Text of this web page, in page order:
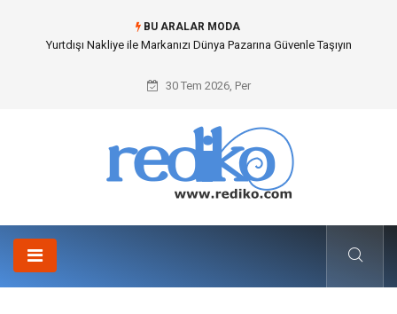
BU ARALAR MODA
Yurtdışı Nakliye ile Markanızı Dünya Pazarına Güvenle Taşıyın
30 Tem 2026, Per